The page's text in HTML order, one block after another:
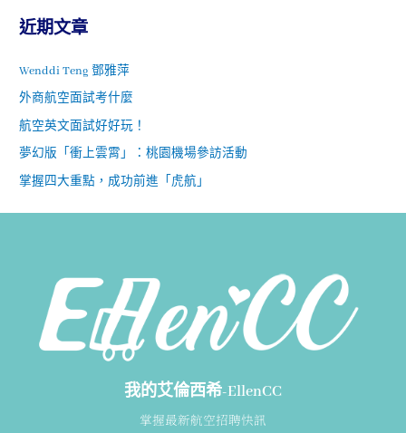
近期文章
Wenddi Teng 鄧雅萍
外商航空面試考什麼
航空英文面試好好玩！
夢幻版「衝上雲霄」：桃園機場參訪活動
掌握四大重點，成功前進「虎航」
我的艾倫西希-EllenCC
掌握最新航空招聘快訊